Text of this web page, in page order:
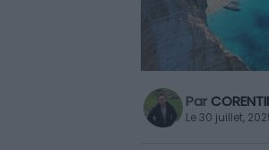
Par
Le 30 juillet,